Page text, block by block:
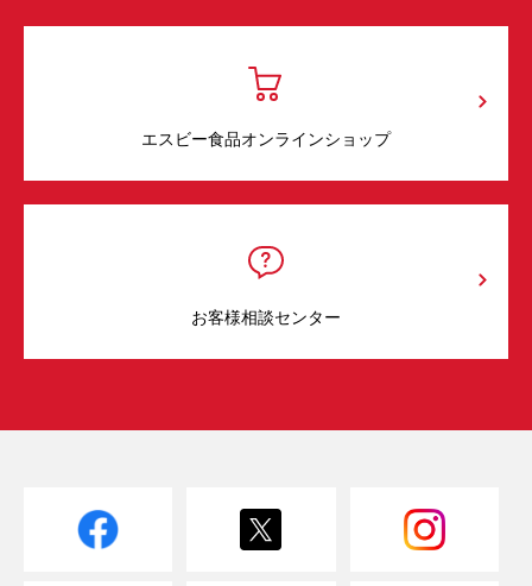
エスビー食品オンラインショップ
お客様相談センター